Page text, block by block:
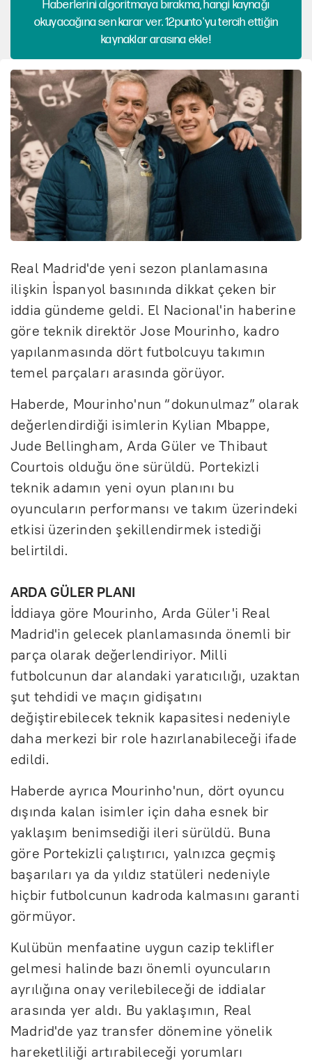
Haberlerini algoritmaya bırakma, hangi kaynağı
okuyacağına sen karar ver. 12punto'yu tercih ettiğin
kaynaklar arasına ekle!
Real Madrid'de yeni sezon planlamasına
ilişkin İspanyol basınında dikkat çeken bir
iddia gündeme geldi. El Nacional'in haberine
göre teknik direktör Jose Mourinho, kadro
yapılanmasında dört futbolcuyu takımın
temel parçaları arasında görüyor.
Haberde, Mourinho'nun “dokunulmaz” olarak
değerlendirdiği isimlerin Kylian Mbappe,
Jude Bellingham, Arda Güler ve Thibaut
Courtois olduğu öne sürüldü. Portekizli
teknik adamın yeni oyun planını bu
oyuncuların performansı ve takım üzerindeki
etkisi üzerinden şekillendirmek istediği
belirtildi.
ARDA GÜLER PLANI
İddiaya göre Mourinho, Arda Güler'i Real
Madrid'in gelecek planlamasında önemli bir
parça olarak değerlendiriyor. Milli
futbolcunun dar alandaki yaratıcılığı, uzaktan
şut tehdidi ve maçın gidişatını
değiştirebilecek teknik kapasitesi nedeniyle
daha merkezi bir role hazırlanabileceği ifade
edildi.
Haberde ayrıca Mourinho'nun, dört oyuncu
dışında kalan isimler için daha esnek bir
yaklaşım benimsediği ileri sürüldü. Buna
göre Portekizli çalıştırıcı, yalnızca geçmiş
başarıları ya da yıldız statüleri nedeniyle
hiçbir futbolcunun kadroda kalmasını garanti
görmüyor.
Kulübün menfaatine uygun cazip teklifler
gelmesi halinde bazı önemli oyuncuların
ayrılığına onay verilebileceği de iddialar
arasında yer aldı. Bu yaklaşımın, Real
Madrid'de yaz transfer dönemine yönelik
hareketliliği artırabileceği yorumları